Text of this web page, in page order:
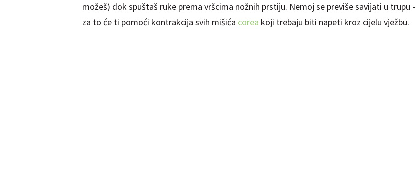
možeš) dok spuštaš ruke prema vršcima nožnih prstiju. Nemoj se previše savijati u trupu -
za to će ti pomoći kontrakcija svih mišića corea koji trebaju biti napeti kroz cijelu vježbu.